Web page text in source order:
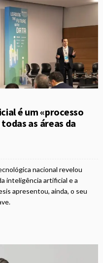
é um «processo
as áreas da
nacional revelou
inteligência artificial e a
apresentou, ainda, o seu